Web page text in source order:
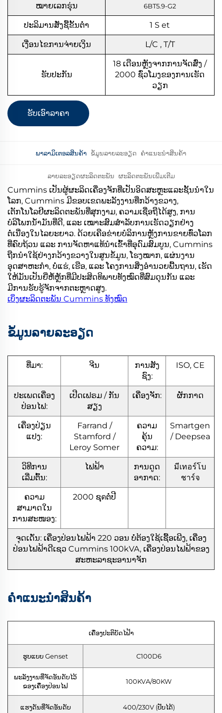
ໝາຍເລກຮຸ່ນ 6BT5.9-G2
ປະລິມານສັ່ງຊື້ຂັ້ນຕ່ຳ 1 S et
ເງື່ອນໄຂການຈ່າຍເງິນ L/C , T/T
ຮັບປະກັນ
18 ເດືອນຫຼັງຈາກການຈັດສົ່ງ /
2000 ຊົ່ວໂມງຂອງການເຮັດ
ວຽກ
ຮັບເອົາລາຄາ
ພາລາມິເຕອລສິນຄ້າ ຂໍ້ມູນລາຍລະອຽດ ຄຳແນະນຳສິນຄ້າ
ລາຍລະອຽດຜະລິດຕະພັນ ຜະລິດຕະພັນເພີ່ມເຕີມ
Cummins ເປັນຜູ້ຜະລິດເຄື່ອງຈັກທີ່ເປັນອິດສະຫຼະແລະຊັ້ນນຳໃນ
ໂລກ, Cummins ມີຂອບເຂດພະລັງງານທີ່ກວ້າງຂວາງ,
ເຕັກໂນໂລຢີຜະລິດຕະພັນທີ່ສຸກງາມ, ຄວາມເຊື່ອຖືໄດ້ສູງ, ການ
ບໍລິໂພກນ້ຳມັນທີ່ດີ, ແລະ ເໝາະສົມສຳລັບການເຮັດວຽກຢ່າງ
ຕໍ່ເນື່ອງໃນໄລຍະຍາວ. ດ້ວຍເຄືອຂ່າຍບໍລິການຫຼັງການຂາຍທົ່ວໂລກ
ທີ່ຄົບຖ້ວນ ແລະ ການຈັດຫາແທ້ນຳເຂົ້າທີ່ອຸດົມສົມບູນ, Cummins
ຖືກນຳໃຊ້ຢ່າງກວ້າງຂວາງໃນສູນຂໍ້ມູນ, ໂຮງໝາກ, ແຜ່ນງານ
ອຸດສາຫະກຳ, ບໍ່ແຮ່, ເຮືອ, ແລະ ໂຄງການສິ່ງອຳນວຍພື້ນຖານ, ເຮັດ
ໃຫ້ມັນເປັນຍີ່ຫໍ້ຫຼັກທີ່ມີປະສິດທິພາບທັງໝົດທີ່ສົມດຸນກັນ ແລະ
ມີການຮັບຮູ້ຈັກຈາກຕະຫຼາດສູງ.
ເບິ່ງຜະລິດຕະພັນ Cummins ທັງໝົດ
ຂໍ້ມູນລາຍລະອຽດ
ທີ່ມາ: ຈີນ
ການສັງ
ຊົງ:
ISO, CE
ປະເພດເຄື່ອງ
ປ່ອນໄຟ:
ເປີດເຟຣມ / ກັນ
ສຽງ
ເຄື່ອງຈັກ: ຜັກກາດ
ເຄື່ອງປ່ຽນ
ແປງ:
Farrand /
Stamford /
Leroy Somer
ຄວາມ
ຄຸ້ນ
ຄວາມ:
Smartgen
/ Deepsea
ວິທີການ
ເລີ່ມຕົ້ນ:
ໄຟຟ້າ
ການດູດ
ອາກາດ:
มีเทอร์โบ
ชาร์จ
ຄວາມ
ສາມາດໃນ
ການສະໜອງ:
2000 ຊุดຕໍ່ປີ
ຈຸດເດັ່ນ: ເຄື່ອງປ່ອນໄຟຟ້າ 220 ວອນ ບໍ່ຕ້ອງໃຊ້ເຊື້ອເພີງ, ເຄື່ອງ
ປ່ອນໄຟຟ້າດີເຊວ Cummins 100kVA, ເຄື່ອງປ່ອນໄຟຟ້າຂອງ
ສະຫະລາຊະອານາຈັກ
ຄຳແນະນຳສິນຄ້າ
ເຄື່ອງປະຕິບັດໄຟ້າ
ຮູບແບບ Genset C100D6
ພະລັງງານທີ່ຈັດອັນດັບໄວ້
ຂອງເຄື່ອງປ່ອນໄຟ
100KVA/80KW
ແຮງດັນທີ່ຈັດອັນດັບ 400/230V (ປັບໄດ້)